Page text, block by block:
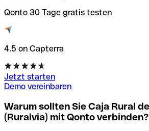
Qonto 30 Tage gratis testen
4.5 on Capterra
Jetzt starten
Demo vereinbaren
Warum sollten Sie Caja Rural
(Ruralvia) mit Qonto verbinden?